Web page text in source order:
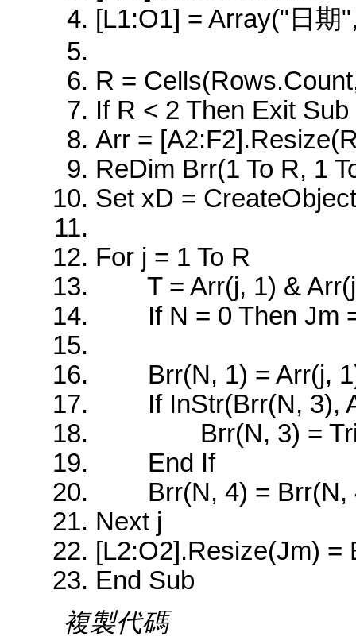
[L1:O1] = Array("日
R =
If R < 2 Then Exit Sub
Arr =
ReDim Brr(1 To R, 1
Set xD =
For j = 1 To R
T = Arr(j, 1) &
If N = 0 Then Jm =
Brr(N, 1) = Arr(j,
If InStr(Brr(N, 3),
Brr(N, 3) =
End If
Brr(N, 4) = Brr(N,
Next j
[L2:O2].Resize(Jm) =
End Sub
複製代碼